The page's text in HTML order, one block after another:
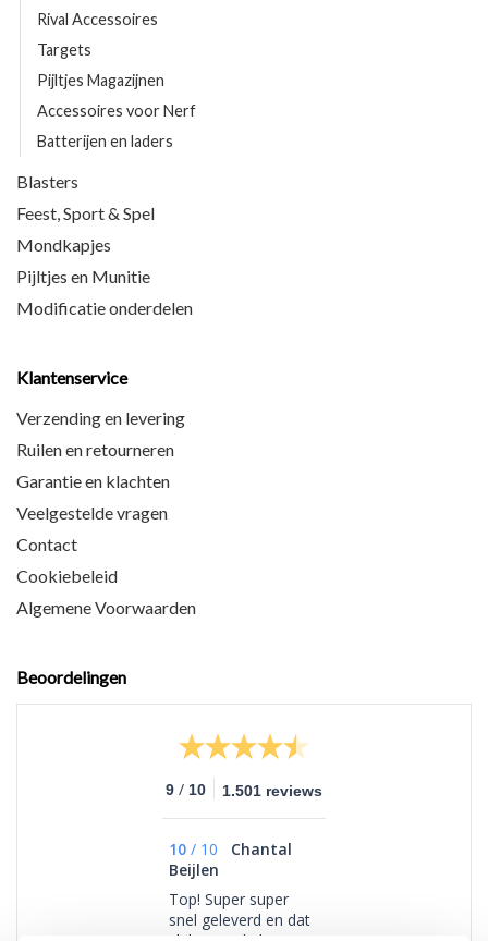
Rival Accessoires
Targets
Pijltjes Magazijnen
Accessoires voor Nerf
Batterijen en laders
Blasters
Feest, Sport & Spel
Mondkapjes
Pijltjes en Munitie
Modificatie onderdelen
Klantenservice
Verzending en levering
Ruilen en retourneren
Garantie en klachten
Veelgestelde vragen
Contact
Cookiebeleid
Algemene Voorwaarden
Beoordelingen
9 / 10 1.501 reviews
10 / 10
Chantal
Beijlen
Top! Super super
snel geleverd en dat